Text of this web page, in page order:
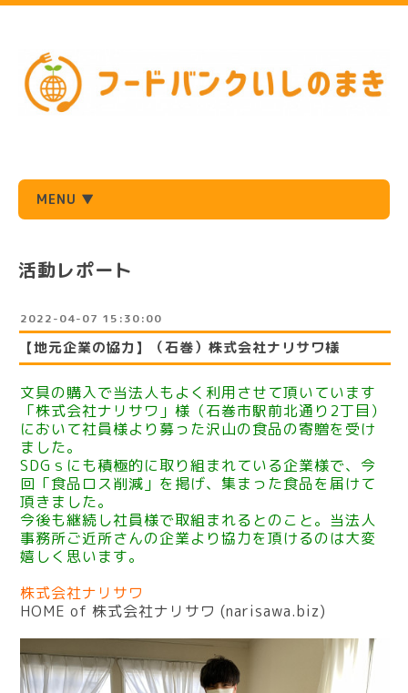
MENU ▼
活動レポート
2022-04-07 15:30:00
【地元企業の協力】（石巻）株式会社ナリサワ様
文具の購入で当法人もよく利用させて頂いています
「株式会社ナリサワ」様（石巻市駅前北通り2丁目）
において社員様より募った沢山の食品の寄贈を受け
ました。
SDGｓにも積極的に取り組まれている企業様で、今
回「食品ロス削減」を掲げ、集まった食品を届けて
頂きました。
今後も継続し社員様で取組まれるとのこと。当法人
事務所ご近所さんの企業より協力を頂けるのは大変
嬉しく思います。
株式会社ナリサワ
HOME of 株式会社ナリサワ (narisawa.biz)